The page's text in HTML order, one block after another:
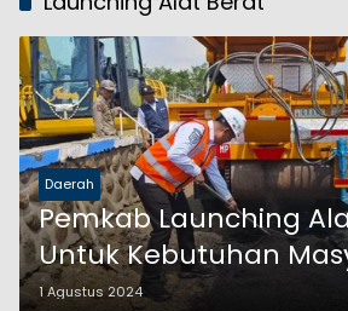
Daerah
Pemkab Launching
Untuk Kebutuhan
Probolinggo
1 Agustus 2024